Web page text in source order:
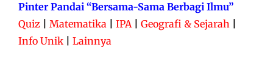
Pinter Pandai “Bersama-Sama Berbagi Ilmu”
Quiz
Matematika IPA| Geografi & Sejarah
Info Unik
Lainnya